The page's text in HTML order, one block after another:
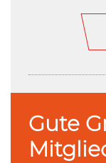
Gute